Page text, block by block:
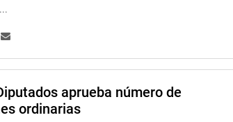
y Alejandro Soto (APP) expresaron su
hacia un sistema educativo
advirtió una posible duplicidad
intermedio para perfeccionar la propuesta.
aprueba número de
ordinarias